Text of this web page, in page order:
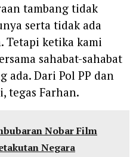
tambang tidak
serta tidak ada
Tetapi ketika kami
sahabat-sahabat
ada. Dari Pol PP dan
tegas Farhan.
Nobar Film
Negara